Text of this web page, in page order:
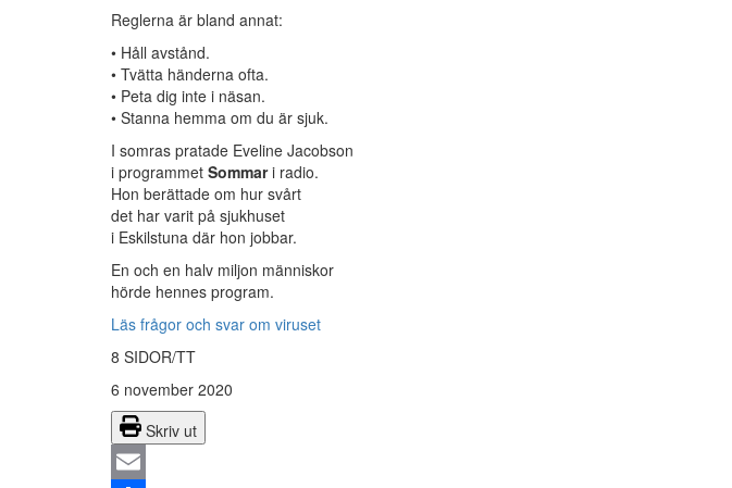
Reglerna är bland annat:
• Håll avstånd.
• Tvätta händerna ofta.
• Peta dig inte i näsan.
• Stanna hemma om du är sjuk.
I somras pratade Eveline Jacobson
i programmet Sommari radio.
Hon berättade om hur svårt
det har varit på sjukhuset
i Eskilstuna där hon jobbar.
En och en halv miljon människor
hörde hennes program.
Läs frågor och svar om viruset
8 SIDOR/TT
6 november 2020
Skriv ut